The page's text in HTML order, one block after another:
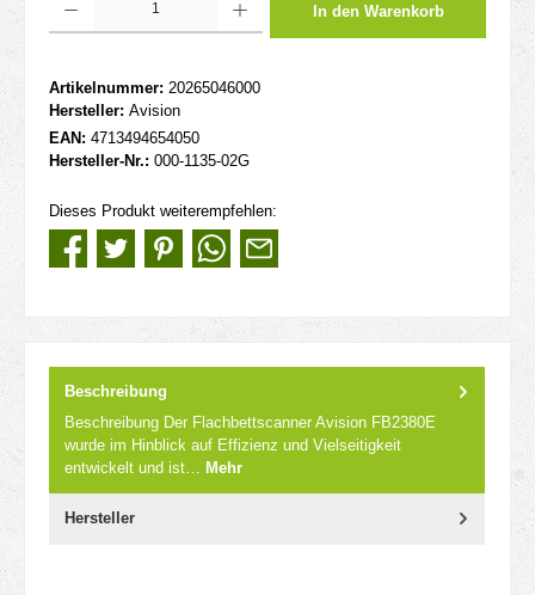
In den Warenkorb
Artikelnummer: 20265046000
Hersteller: Avision
EAN: 4713494654050
Hersteller-Nr.: 000-1135-02G
Dieses Produkt weiterempfehlen:
Beschreibung
Beschreibung Der Flachbettscanner Avision FB2380E
wurde im Hinblick auf Effizienz und Vielseitigkeit
entwickelt und ist… Mehr
Hersteller